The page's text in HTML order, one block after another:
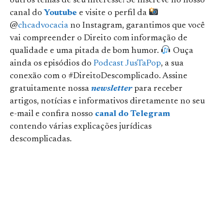
canal do Youtube e visite o perfil da
@chcadvocacia no Instagram, garantimos que você
vai compreender o Direito com informação de
qualidade e uma pitada de bom humor.
Ouça
ainda os episódios do Podcast JusTaPop, a sua
conexão com o #DireitoDescomplicado. Assine
gratuitamente nossa newsletterpara receber
artigos, notícias e informativos diretamente no seu
e-mail e confira nosso canal do Telegram
contendo várias explicações jurídicas
descomplicadas.